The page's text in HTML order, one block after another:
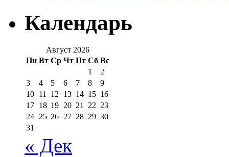
Календарь
Август 2026
Пн Вт Ср Чт Пт Сб Вс
1
2
3
4 5 6 7 8
9
10 11 12 13 14 15 16
17 18 19 20 21 22 23
24 25 26 27 28 29 30
31
« Дек